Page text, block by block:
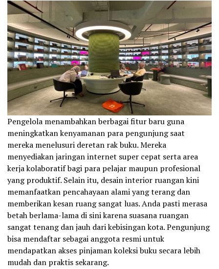
Pengelola menambahkan berbagai fitur baru guna
meningkatkan kenyamanan para pengunjung saat
mereka menelusuri deretan rak buku. Mereka
menyediakan jaringan internet super cepat serta area
kerja kolaboratif bagi para pelajar maupun profesional
yang produktif. Selain itu, desain interior ruangan kini
memanfaatkan pencahayaan alami yang terang dan
memberikan kesan ruang sangat luas. Anda pasti merasa
betah berlama-lama di sini karena suasana ruangan
sangat tenang dan jauh dari kebisingan kota. Pengunjung
bisa mendaftar sebagai anggota resmi untuk
mendapatkan akses pinjaman koleksi buku secara lebih
mudah dan praktis sekarang.